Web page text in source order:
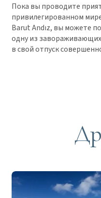
Пока вы проводите
привилегированном
Barut Andız, вы можете
одну из
в свой отпуск